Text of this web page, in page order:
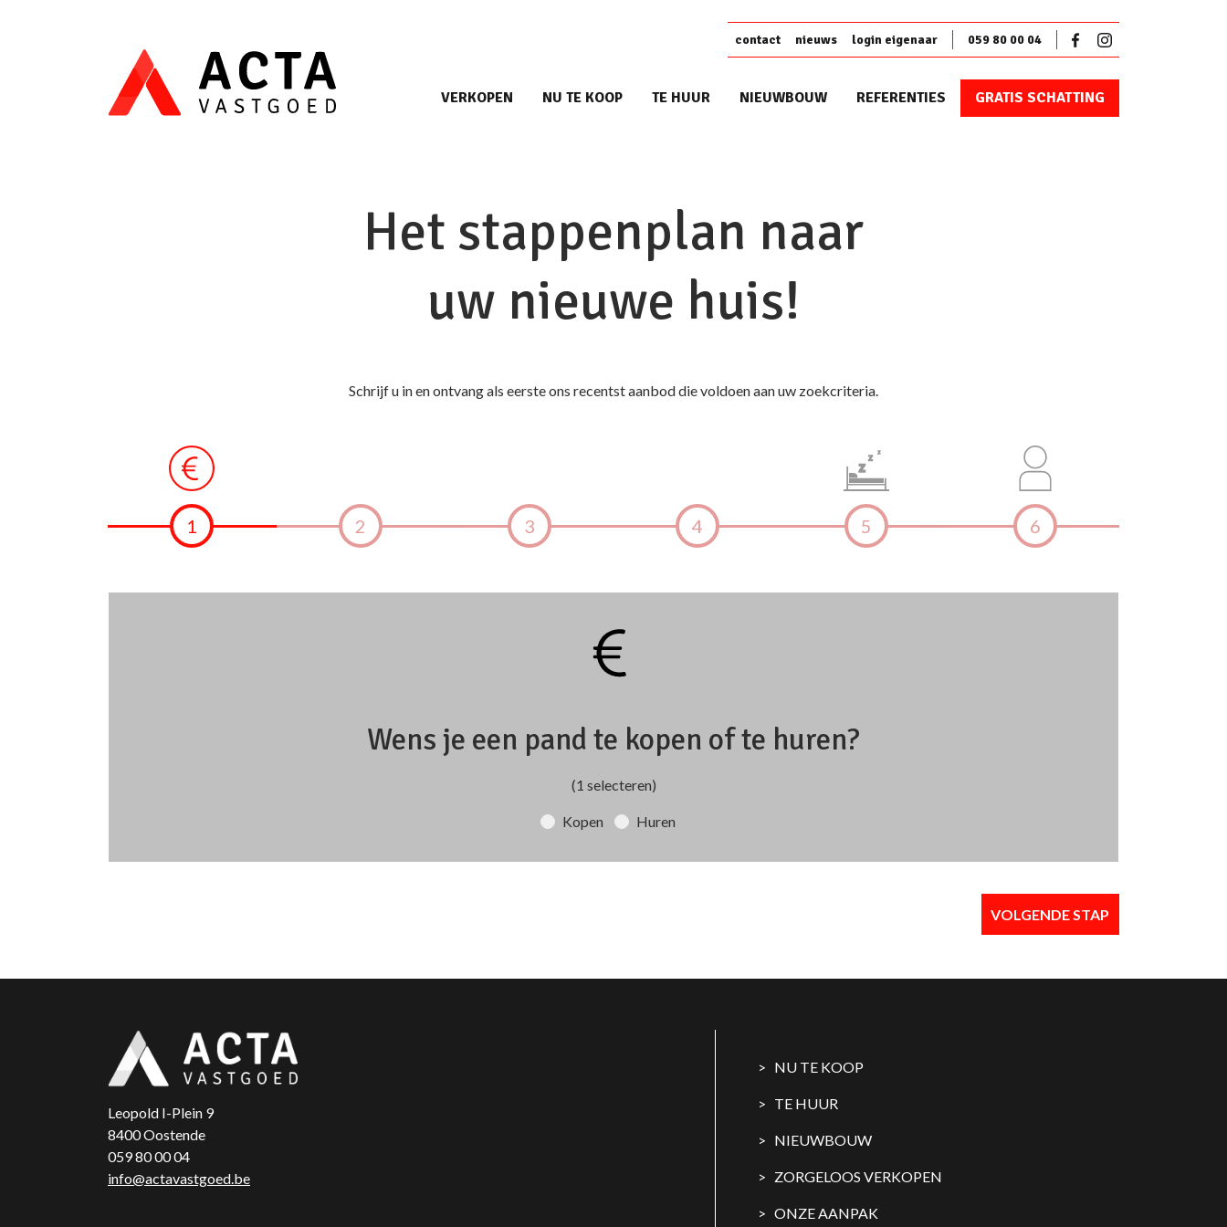
contact nieuws login eigenaar 059 80 00 04
VERKOPEN NU TE KOOP TE HUUR NIEUWBOUW REFERENTIES GRATIS SCHATTING
Het stappenplan naar
uw nieuwe huis!
Schrijf u in en ontvang als eerste ons recentst aanbod die voldoen aan uw zoekcriteria.
1 2 3 4 5 6
Wens je een pand te kopen of te huren?
(1 selecteren)
Kopen Huren
VOLGENDE STAP
Leopold I-Plein 9
8400 Oostende
059 80 00 04
info@actavastgoed.be
NU TE KOOP
TE HUUR
NIEUWBOUW
ZORGELOOS VERKOPEN
ONZE AANPAK